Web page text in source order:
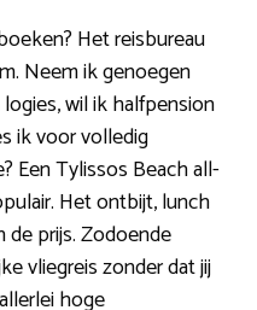
Het reisbureau
Neem ik genoegen
wil ik halfpension
ik voor volledig
Een Tylissos Beach all-
Het ontbijt, lunch
de prijs. Zodoende
vliegreis zonder dat jij
hoge